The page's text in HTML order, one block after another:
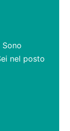
nel posto